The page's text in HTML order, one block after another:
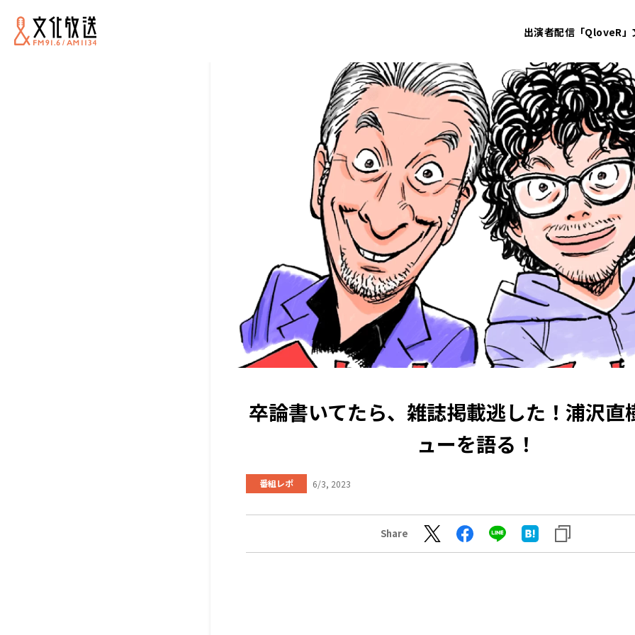
出演者配信「QloveR」
卒論書いてたら、雑誌掲載逃した！浦沢直
ューを語る！
番組レポ 6/3, 2023
Share